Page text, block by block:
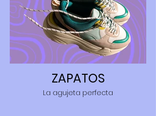
ZAPATOS
La agujeta perfecta